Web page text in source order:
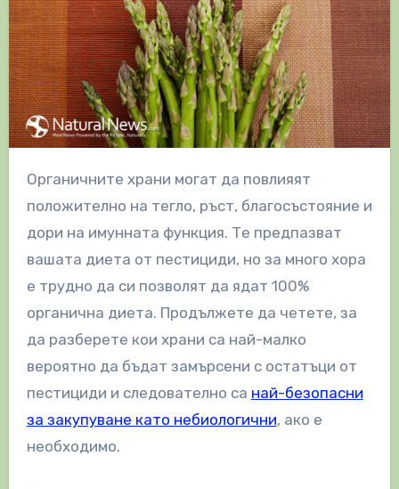
Органичните храни могат да повлияят
положително на тегло, ръст, благосъстояние и
дори на имунната функция. Те предпазват
вашата диета от пестициди, но за много хора
е трудно да си позволят да ядат 100%
органична диета. Продължете да четете, за
да разберете кои храни са най-малко
вероятно да бъдат замърсени с остатъци от
пестициди и следователно са най-безопасни
за закупуване като небиологични, ако е
необходимо.